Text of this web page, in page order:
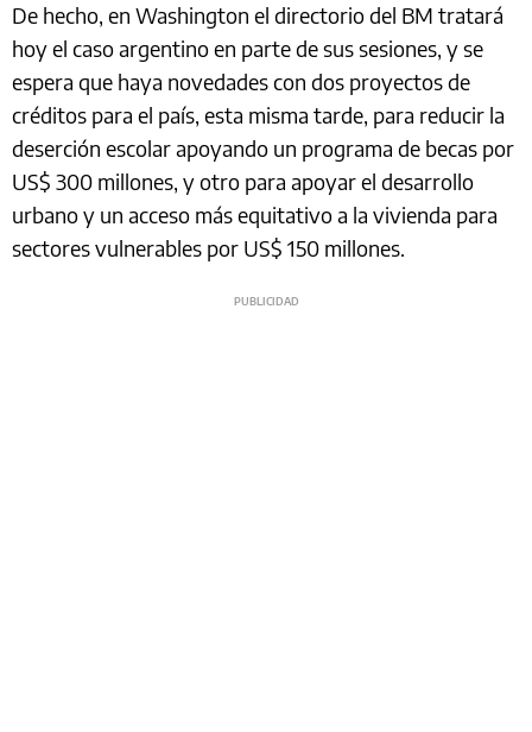
De hecho, en Washington el directorio del BM tratará
hoy el caso argentino en parte de sus sesiones, y se
espera que haya novedades con dos proyectos de
créditos para el país, esta misma tarde, para reducir la
deserción escolar apoyando un programa de becas por
US$ 300 millones, y otro para apoyar el desarrollo
urbano y un acceso más equitativo a la vivienda para
sectores vulnerables por US$ 150 millones.